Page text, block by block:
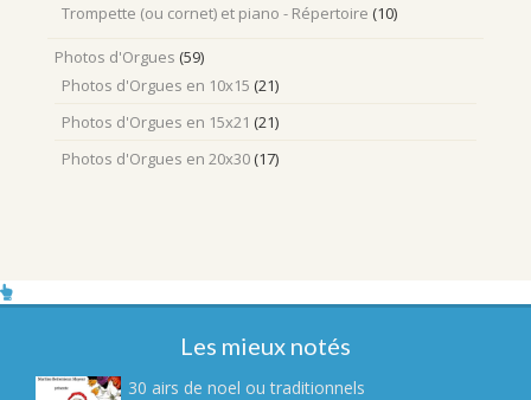
Trompette (ou cornet) et piano - Répertoire (10)
Photos d'Orgues (59)
Photos d'Orgues en 10x15 (21)
Photos d'Orgues en 15x21 (21)
Photos d'Orgues en 20x30 (17)
Les mieux notés
30 airs de noel ou traditionnels